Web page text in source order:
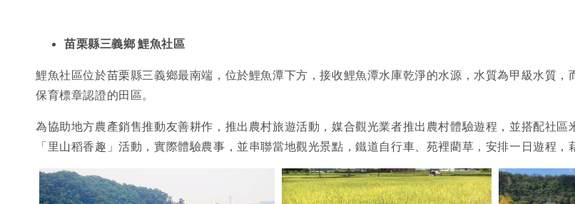
苗栗縣三義鄉 鯉魚社區
鯉魚社區位於苗栗縣三義鄉最南端，位於鯉魚潭下方，接收鯉魚潭水庫乾淨的水源，水質為甲級水質
保育標章認證的田區。
為協助地方農產銷售推動友善耕作，推出農村旅遊活動，媒合觀光業者推出農村體驗遊程，並搭配社
「里山稻香趣」活動，實際體驗農事，並串聯當地觀光景點，鐵道自行車、苑裡藺草，安排一日遊程，